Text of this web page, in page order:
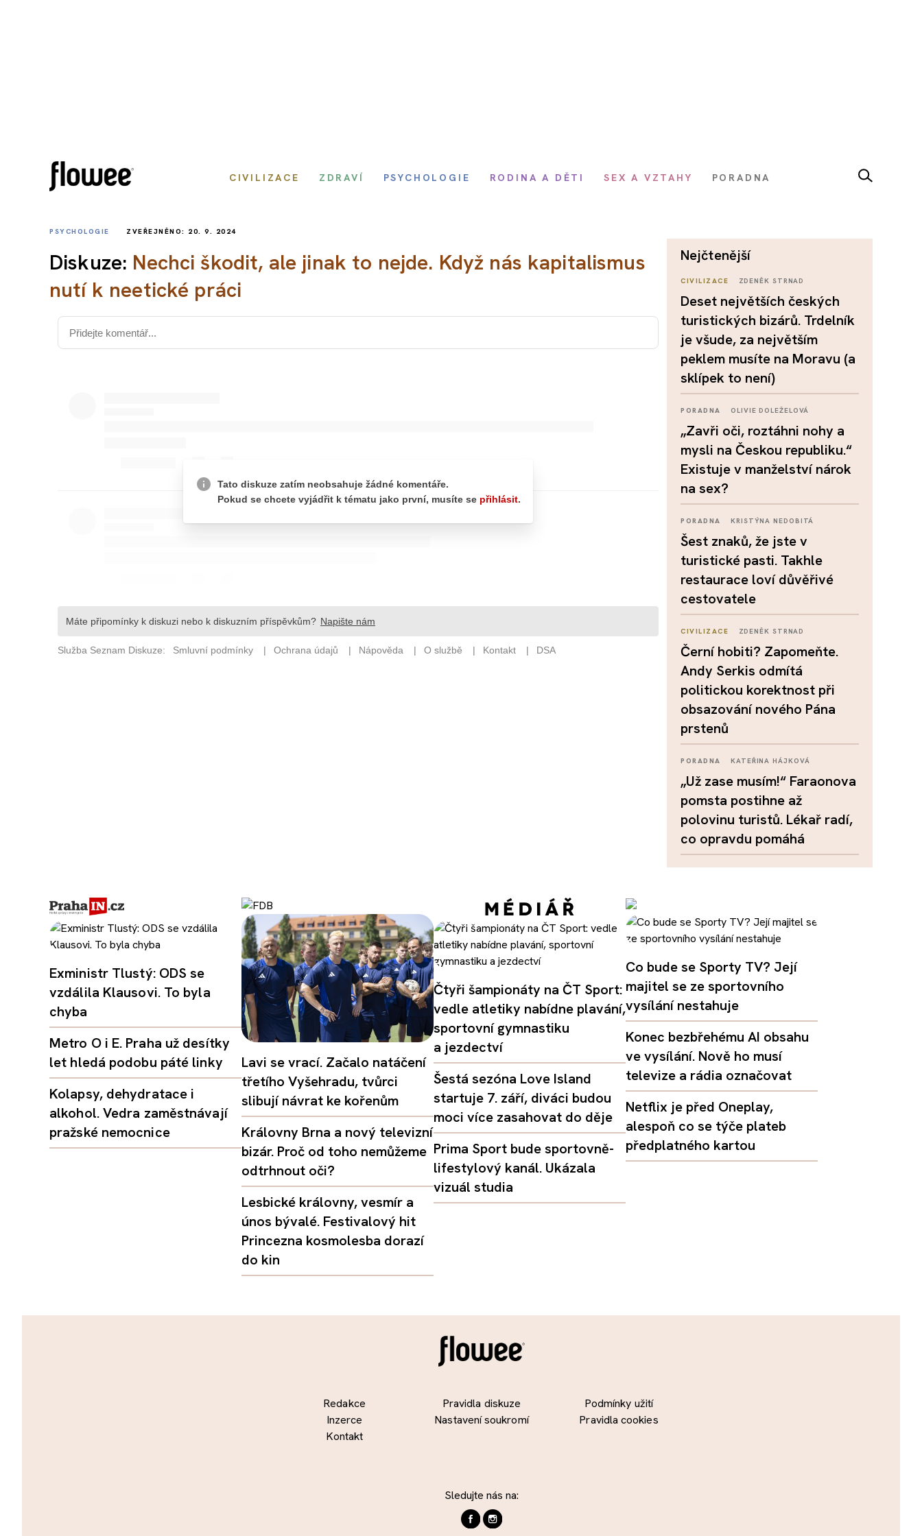
CIVILIZACE ZDRAVÍ PSYCHOLOGIE RODINA A DĚTI SEX A VZTAHY PORADNA
PSYCHOLOGIE ZVEŘEJNĚNO: 20. 9. 2024
Diskuze: Nechci škodit, ale jinak to nejde. Když nás kapitalismus
nutí k neetické práci
nejčtenější
CIVILIZACE ZDENĚK STRNAD
Deset největších českých
turistických bizárů. Trdelník
je všude, za největším
peklem musíte na Moravu (a
sklípek to není)
PORADNA OLIVIE DOLEŽELOVÁ
„Zavři oči, roztáhni nohy a
mysli na Českou republiku.“
Existuje v manželství nárok
na sex?
PORADNA KRISTÝNA NEDOBITÁ
Šest znaků, že jste v
turistické pasti. Takhle
restaurace loví důvěřivé
cestovatele
CIVILIZACE ZDENĚK STRNAD
Černí hobiti? Zapomeňte.
Andy Serkis odmítá
politickou korektnost při
obsazování nového Pána
prstenů
PORADNA KATEŘINA HÁJKOVÁ
„Už zase musím!“ Faraonova
pomsta postihne až
polovinu turistů. Lékař radí,
co opravdu pomáhá
Exministr Tlustý: ODS se
vzdálila Klausovi. To byla
chyba
Metro O i E. Praha už desítky
let hledá podobu páté linky
Kolapsy, dehydratace i
alkohol. Vedra zaměstnávají
pražské nemocnice
Lavi se vrací. Začalo natáčení
třetího Vyšehradu, tvůrci
slibují návrat ke kořenům
Královny Brna a nový televizní
bizár. Proč od toho nemůžeme
odtrhnout oči?
Lesbické královny, vesmír a
únos bývalé. Festivalový hit
Princezna kosmolesba dorazí
do kin
Čtyři šampionáty na ČT Sport:
vedle atletiky nabídne plavání,
sportovní gymnastiku
a jezdectví
Šestá sezóna Love Island
startuje 7. září, diváci budou
moci více zasahovat do děje
Prima Sport bude sportovně-
lifestylový kanál. Ukázala
vizuál studia
Co bude se Sporty TV? Její
majitel se ze sportovního
vysílání nestahuje
Konec bezbřehému AI obsahu
ve vysílání. Nově ho musí
televize a rádia označovat
Netflix je před Oneplay,
alespoň co se týče plateb
předplatného kartou
Redakce
Inzerce
Kontakt
Pravidla diskuze
Nastavení soukromí
Podmínky užití
Pravidla cookies
Sledujte nás na: